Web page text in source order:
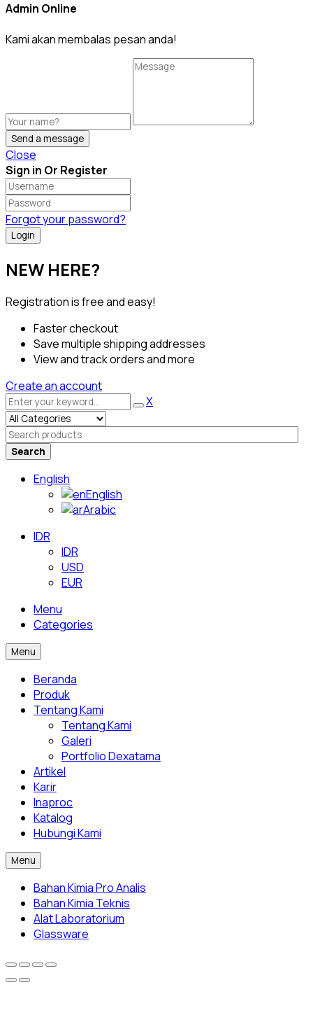
Admin Online
Kami akan membalas pesan anda!
Send a message
Close
Sign in Or Register
Forgot your password?
NEW HERE?
Registration is free and easy!
Faster checkout
Save multiple shipping addresses
View and track orders and more
Create an account
X
Search
English
English
Arabic
IDR
IDR
USD
EUR
Menu
Categories
Menu
Beranda
Produk
Tentang Kami
Tentang Kami
Galeri
Portfolio Dexatama
Artikel
Karir
Inaproc
Katalog
Hubungi Kami
Menu
Bahan Kimia Pro Analis
Bahan Kimia Teknis
Alat Laboratorium
Glassware